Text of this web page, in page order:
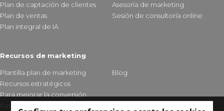
Plan de captación de clientes
Plan de ventas
Plan integral de IA
Asesoría de marketing
Sesión de consultoría online
Recursos de marketing
Plantilla plan de marketing
Recursos estratégicos
Para mejorar la conversión
Blog